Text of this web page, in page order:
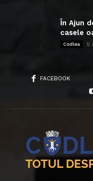
În Ajun
casele
Codlea 5
FACEBOOK